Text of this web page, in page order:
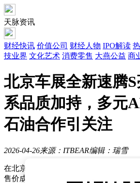
天脉资讯
财经快讯 价值公司 财经人物 IPO解读
技业界 文化艺术 消费零售 大燕公益 商
北京车展全新速腾
系品质加持，多元
石油合作引关注
2026-04-26来源：ITBEAR编辑：瑞雪
在北京车展的聚光灯下，一汽-大众全新
售价成为焦点。这款承载速腾家族20年